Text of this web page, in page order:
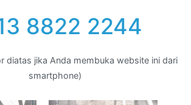
8822 2244
diatas jika Anda membuka website ini dari
smartphone)